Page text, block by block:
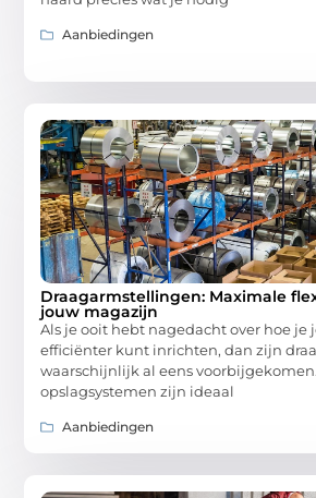
Aanbiedingen
Draagarmstellingen: Maximale
jouw magazijn
Als je ooit hebt nagedacht over hoe je
efficiënter kunt inrichten, dan zijn
waarschijnlijk al eens
opslagsystemen zijn ideaal
Aanbiedingen